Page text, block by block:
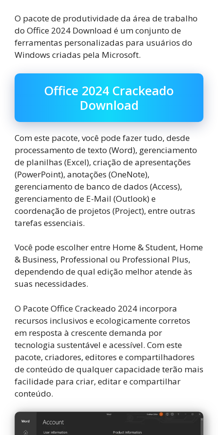
O pacote de produtividade da área de trabalho
do Office 2024 Download é um conjunto de
ferramentas personalizadas para usuários do
Windows criadas pela Microsoft.
Office 2024 Crackeado
Download
Com este pacote, você pode fazer tudo, desde
processamento de texto (Word), gerenciamento
de planilhas (Excel), criação de apresentações
(PowerPoint), anotações (OneNote),
gerenciamento de banco de dados (Access),
gerenciamento de E-Mail (Outlook) e
coordenação de projetos (Project), entre outras
tarefas essenciais.
Você pode escolher entre Home & Student, Home
& Business, Professional ou Professional Plus,
dependendo de qual edição melhor atende às
suas necessidades.
O Pacote Office Crackeado 2024 incorpora
recursos inclusivos e ecologicamente corretos
em resposta à crescente demanda por
tecnologia sustentável e acessível. Com este
pacote, criadores, editores e compartilhadores
de conteúdo de qualquer capacidade terão mais
facilidade para criar, editar e compartilhar
conteúdo.